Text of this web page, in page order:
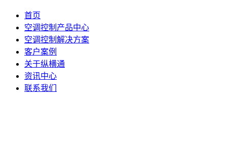
首页
空调控制产品中心
空调控制解决方案
客户案例
关于纵横通
资讯中心
联系我们